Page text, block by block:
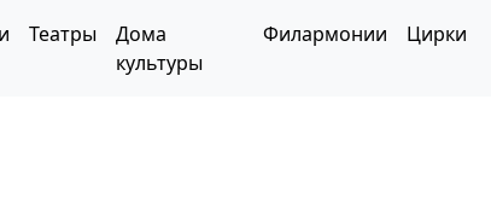
Театры
Дома
культуры
Филармонии Цирки